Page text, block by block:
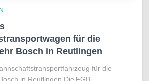
für die
Bosch in Reutlingen
für die
in Reutlingen Die FGB-